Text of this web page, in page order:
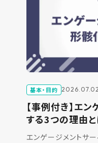
基本・目的 2026.07.02
【事例付き】エ
する3つの理由と
エンゲージメントサ